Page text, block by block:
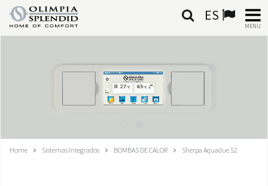
ES
MENU
AIRE ACONDICIONADO
CALEFACCIÓN
Home Sistemas Integrados BOMBAS DE CALOR Sherpa Aquadue S2